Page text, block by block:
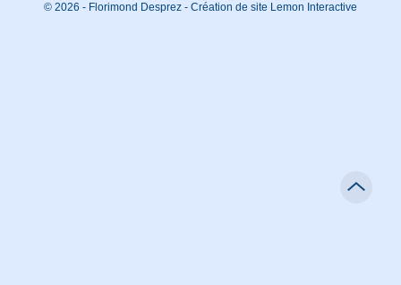
© 2026 - Florimond Desprez - Création de site Lemon Interactive